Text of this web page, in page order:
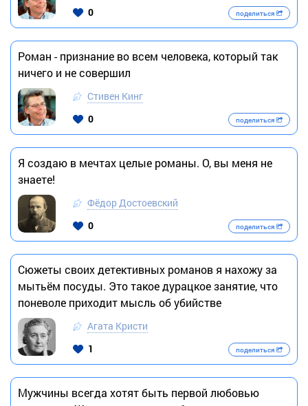
0
поделиться
Роман - признание во всем человека, который так
ничего и не совершил
Стивен Кинг
0
поделиться
Я создаю в мечтах целые романы. О, вы меня не
знаете!
Фёдор Достоевский
0
поделиться
Сюжеты своих детективных романов я нахожу за
мытьём посуды. Это такое дурацкое занятие, что
поневоле приходит мысль об убийстве
Агата Кристи
1
поделиться
Мужчины всегда хотят быть первой любовью